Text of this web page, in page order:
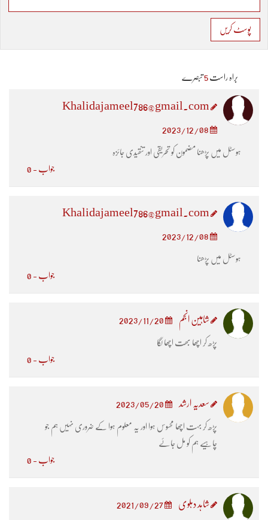
پوسٹ کریں
براہ راست 5تبصرے
2023/12/08
ہوسٹل میں پڑھنا مضمون کو تحریقی اور تنقیدی جائزہ
جواب - 0
2023/12/08
ہوسٹل میں پڑھنا
جواب - 0
شاہین انجم 2023/11/20
پڑھ کر اچھا بھت اچھا لگا
جواب - 0
سعدیہ ارشد 2023/05/20
پڑھ کر بہت اچھا محسوس ہوا اور یہ معلوم ہوا کے ضروری نہیں ہم جو
چاہیے ہم کو مل جاۓ
جواب - 0
شاہد دہلوی 2021/09/27